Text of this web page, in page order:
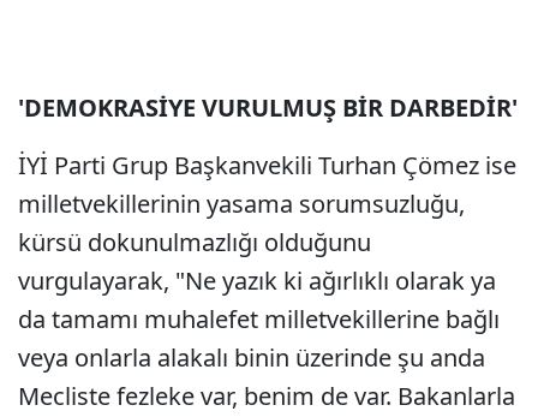
'DEMOKRASİYE VURULMUŞ BİR DARBEDİR'
İYİ Parti Grup Başkanvekili Turhan Çömez ise
milletvekillerinin yasama sorumsuzluğu,
kürsü dokunulmazlığı olduğunu
vurgulayarak, "Ne yazık ki ağırlıklı olarak ya
da tamamı muhalefet milletvekillerine bağlı
veya onlarla alakalı binin üzerinde şu anda
Mecliste fezleke var, benim de var. Bakanlarla